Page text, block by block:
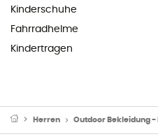
Kinderschuhe
Fahrradhelme
Kindertragen
Herren Outdoor Bekleidung -